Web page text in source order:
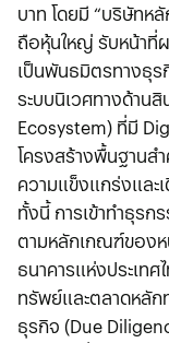
บาท โดยมี “บริษัทห
ถือหุ้นใหญ่ รับหน้าที่
เป็นพันธมิตรทางธุร
ระบบนิเวศทางด้าน
Ecosystem) ที่มี
โครงสร้างพื้นฐานส
ความแข็งแกร่งและ
ทั้งนี้ การเข้าทำธุรก
ตามหลักเกณฑ์ของห
ธนาคารแห่งประเท
ทรัพย์และตลาดหลัก
ธุรกิจ (Due